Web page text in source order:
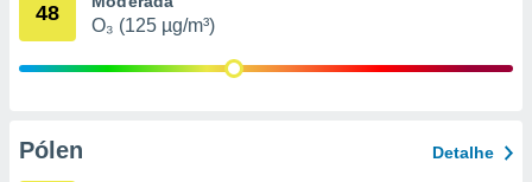
48
O₃ (125 µg/m³)
Pólen Detalhe